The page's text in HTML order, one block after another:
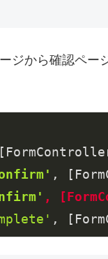
ジから確認ペー
,
,
,